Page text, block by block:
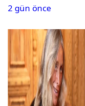
2 gün önce